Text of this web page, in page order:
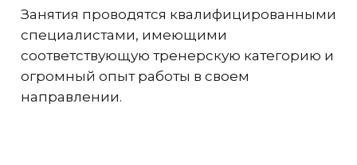
Занятия проводятся квалифицированными
специалистами, имеющими
соответствующую тренерскую категорию и
огромный опыт работы в своем
направлении.